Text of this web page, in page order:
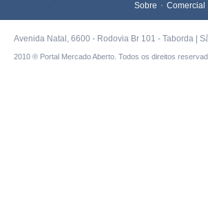
Sobre Comercial
Avenida Natal, 6600 - Rodovia Br 101 - Taborda |
2010 ® Portal Mercado Aberto. Todos os direitos